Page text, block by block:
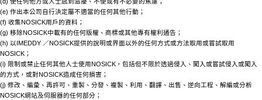
(e) 作出本公司自行決定屬不適當的任何其他行動；
(f) 收集NOSICK用戶的資料；
(g) 移除NOSICK中載有的任何版權、商標或其他專有權利通告；
(h) 以IMEDDY ／NOSICK提供的說明或界面以外的任何方式或方法取用或嘗試取用
NOSICK ；
(i) 限制或禁止任何其他人士使用NOSICK ，包括但不限於透過侵入、闖入或嘗試侵入或闖入
的方式，或對NOSICK造成任何損害；
(j) 修改、編彙、再許可、重製、分發、複製、利用、翻譯、出售、逆向工程、解編或分柝
NOSICK網站及伺服器的任何部分；